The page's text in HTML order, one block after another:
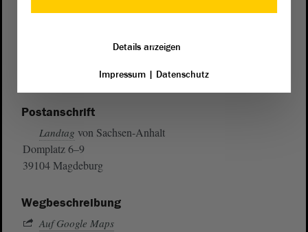
Postanschrift
Landtag von Sachsen-Anhalt
Domplatz 6–9
39104 Magdeburg
Wegbeschreibung
Auf Google Maps
Details anzeigen
Impressum| Datenschutz